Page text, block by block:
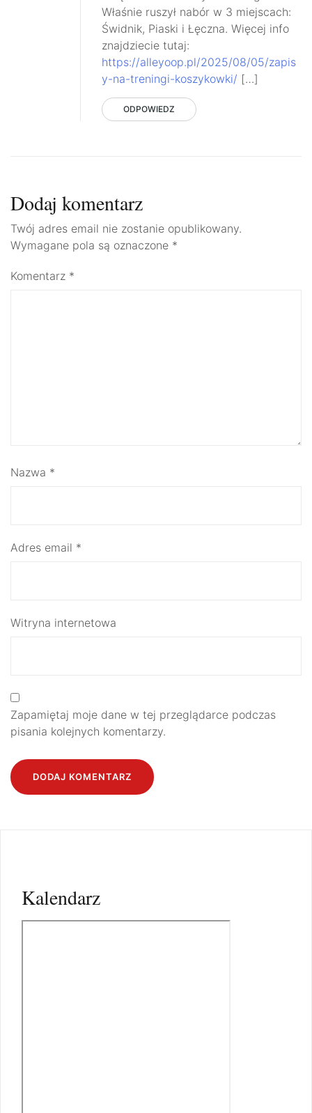
Właśnie ruszył nabór w 3 miejscach:
Świdnik, Piaski i Łęczna. Więcej info
znajdziecie tutaj:
https://alleyoop.pl/2025/08/05/zapis
y-na-treningi-koszykowki/ […]
ODPOWIEDZ
Dodaj komentarz
Twój adres email nie zostanie opublikowany.
Wymagane pola są oznaczone *
Komentarz *
Nazwa *
Adres email *
Witryna internetowa
Zapamiętaj moje dane w tej przeglądarce podczas
pisania kolejnych komentarzy.
Kalendarz